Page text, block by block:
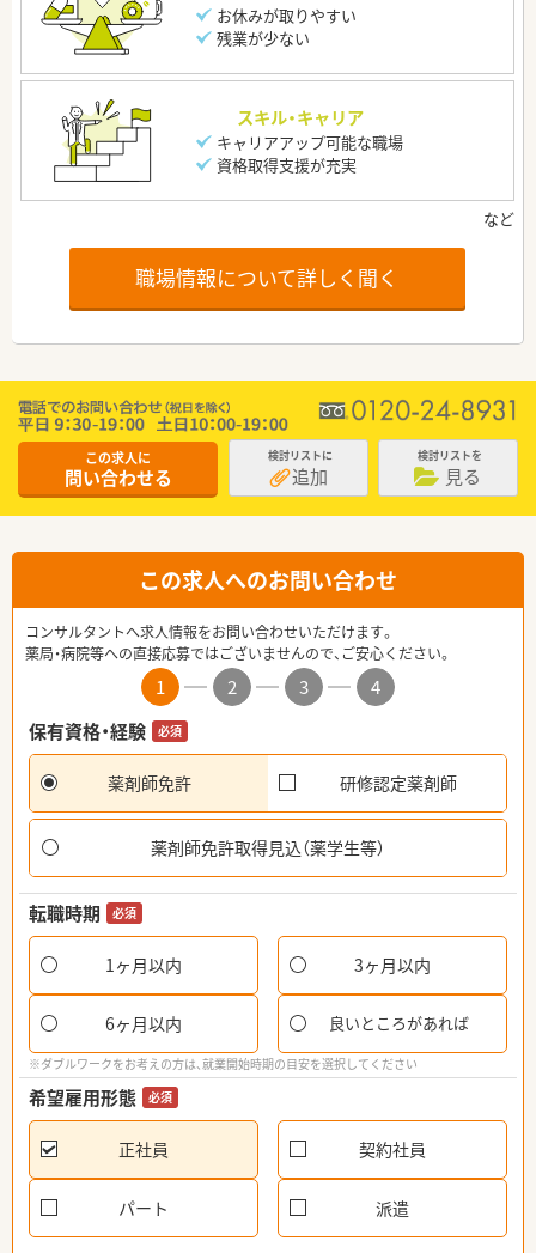
お休みが取りやすい
残業が少ない
スキル・キャリア
キャリアアップ可能な職場
資格取得支援が充実
職場情報について詳しく聞く
この求人に
問い合わせる
検討リストに
追加
検討リストを
見る
この求人へのお問い合わせ
コンサルタントへ求人情報をお問い合わせいただけます。
薬局・病院等への直接応募ではございませんので、ご安心ください。
1 2 3
4
保有資格・経験
必須
薬剤師免許 研修認定薬剤師
薬剤師免許取得見込（薬学生等）
転職時期 必須
1ヶ月以内 3ヶ月以内
6ヶ月以内 良いところがあれば
※ダブルワークをお考えの方は、就業開始時期の目安を選択してください
希望雇用形態 必須
正社員 契約社員
パート 派遣